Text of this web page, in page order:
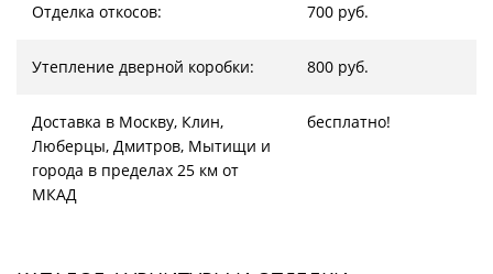
Отделка откосов: 700 руб.
Утепление дверной коробки: 800 руб.
Доставка в Москву, Клин,
Люберцы, Дмитров, Мытищи и
города в пределах 25 км от
МКАД
бесплатно!